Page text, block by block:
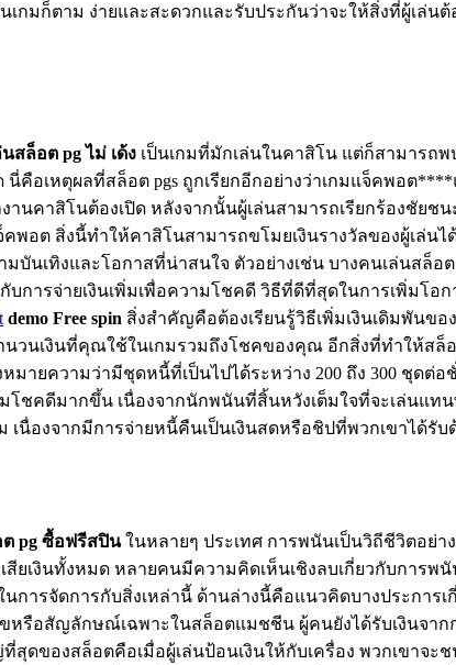
กมก็ตาม ง่ายและสะดวกและรับประกันว่าจะให้สิ่งที่ผู้เล่น
สล็อต pg ไม่ เด้ง เป็นเกมที่มักเล่นในคาสิโน แต่ก็สามารถ
นี่คือเหตุผลที่สล็อต pgs ถูกเรียกอีกอย่างว่าเกมแจ็คพอต
านคาสิโนต้องเปิด หลังจากนั้นผู้เล่นสามารถเรียกร้องชัย
พอต สิ่งนี้ทำให้คาสิโนสามารถขโมยเงินรางวัลของผู้เล่นไ
บันเทิงและโอกาสที่น่าสนใจ ตัวอย่างเช่น บางคนเล่นสล็อต
บการจ่ายเงินเพิ่มเพื่อความโชคดี วิธีที่ดีที่สุดในการเพิ่ม
demo Free spin สิ่งสำคัญคือต้องเรียนรู้วิธีเพิ่มเงินเดิมพันข
วนเงินที่คุณใช้ในเกมรวมถึงโชคของคุณ อีกสิ่งที่ทำให้สล็อ
หมายความว่ามีชุดหนี้ที่เป็นไปได้ระหว่าง 200 ถึง 300 ชุ
คดีมากขึ้น เนื่องจากนักพนันที่สิ้นหวังเต็มใจที่จะเล่นแท
เนื่องจากมีการจ่ายหนี้คืนเป็นเงินสดหรือชิปที่พวกเขาได้รับ
pg ซื้อฟรีสปินในหลายๆ ประเทศ การพนันเป็นวิถีชีวิตอย่
ยเงินทั้งหมด หลายคนมีความคิดเห็นเชิงลบเกี่ยวกับการพ
การจัดการกับสิ่งเหล่านี้ ด้านล่างนี้คือแนวคิดบางประกา
ขหรือสัญลักษณ์เฉพาะในสล็อตแมชชีน ผู้คนยังได้รับเงินจา
ของสล็อตคือเมื่อผู้เล่นป้อนเงินให้กับเครื่อง พวกเขาจะ